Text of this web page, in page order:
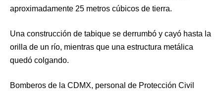
aproximadamente 25 metros cúbicos de tierra.
Una construcción de tabique se derrumbó y cayó hasta la
orilla de un río, mientras que una estructura metálica
quedó colgando.
Bomberos de la CDMX, personal de Protección Civil